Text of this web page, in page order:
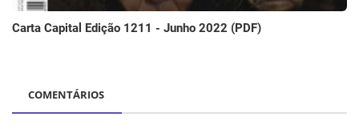
Carta Capital Edição 1211 - Junho 2022 (PDF)
COMENTÁRIOS